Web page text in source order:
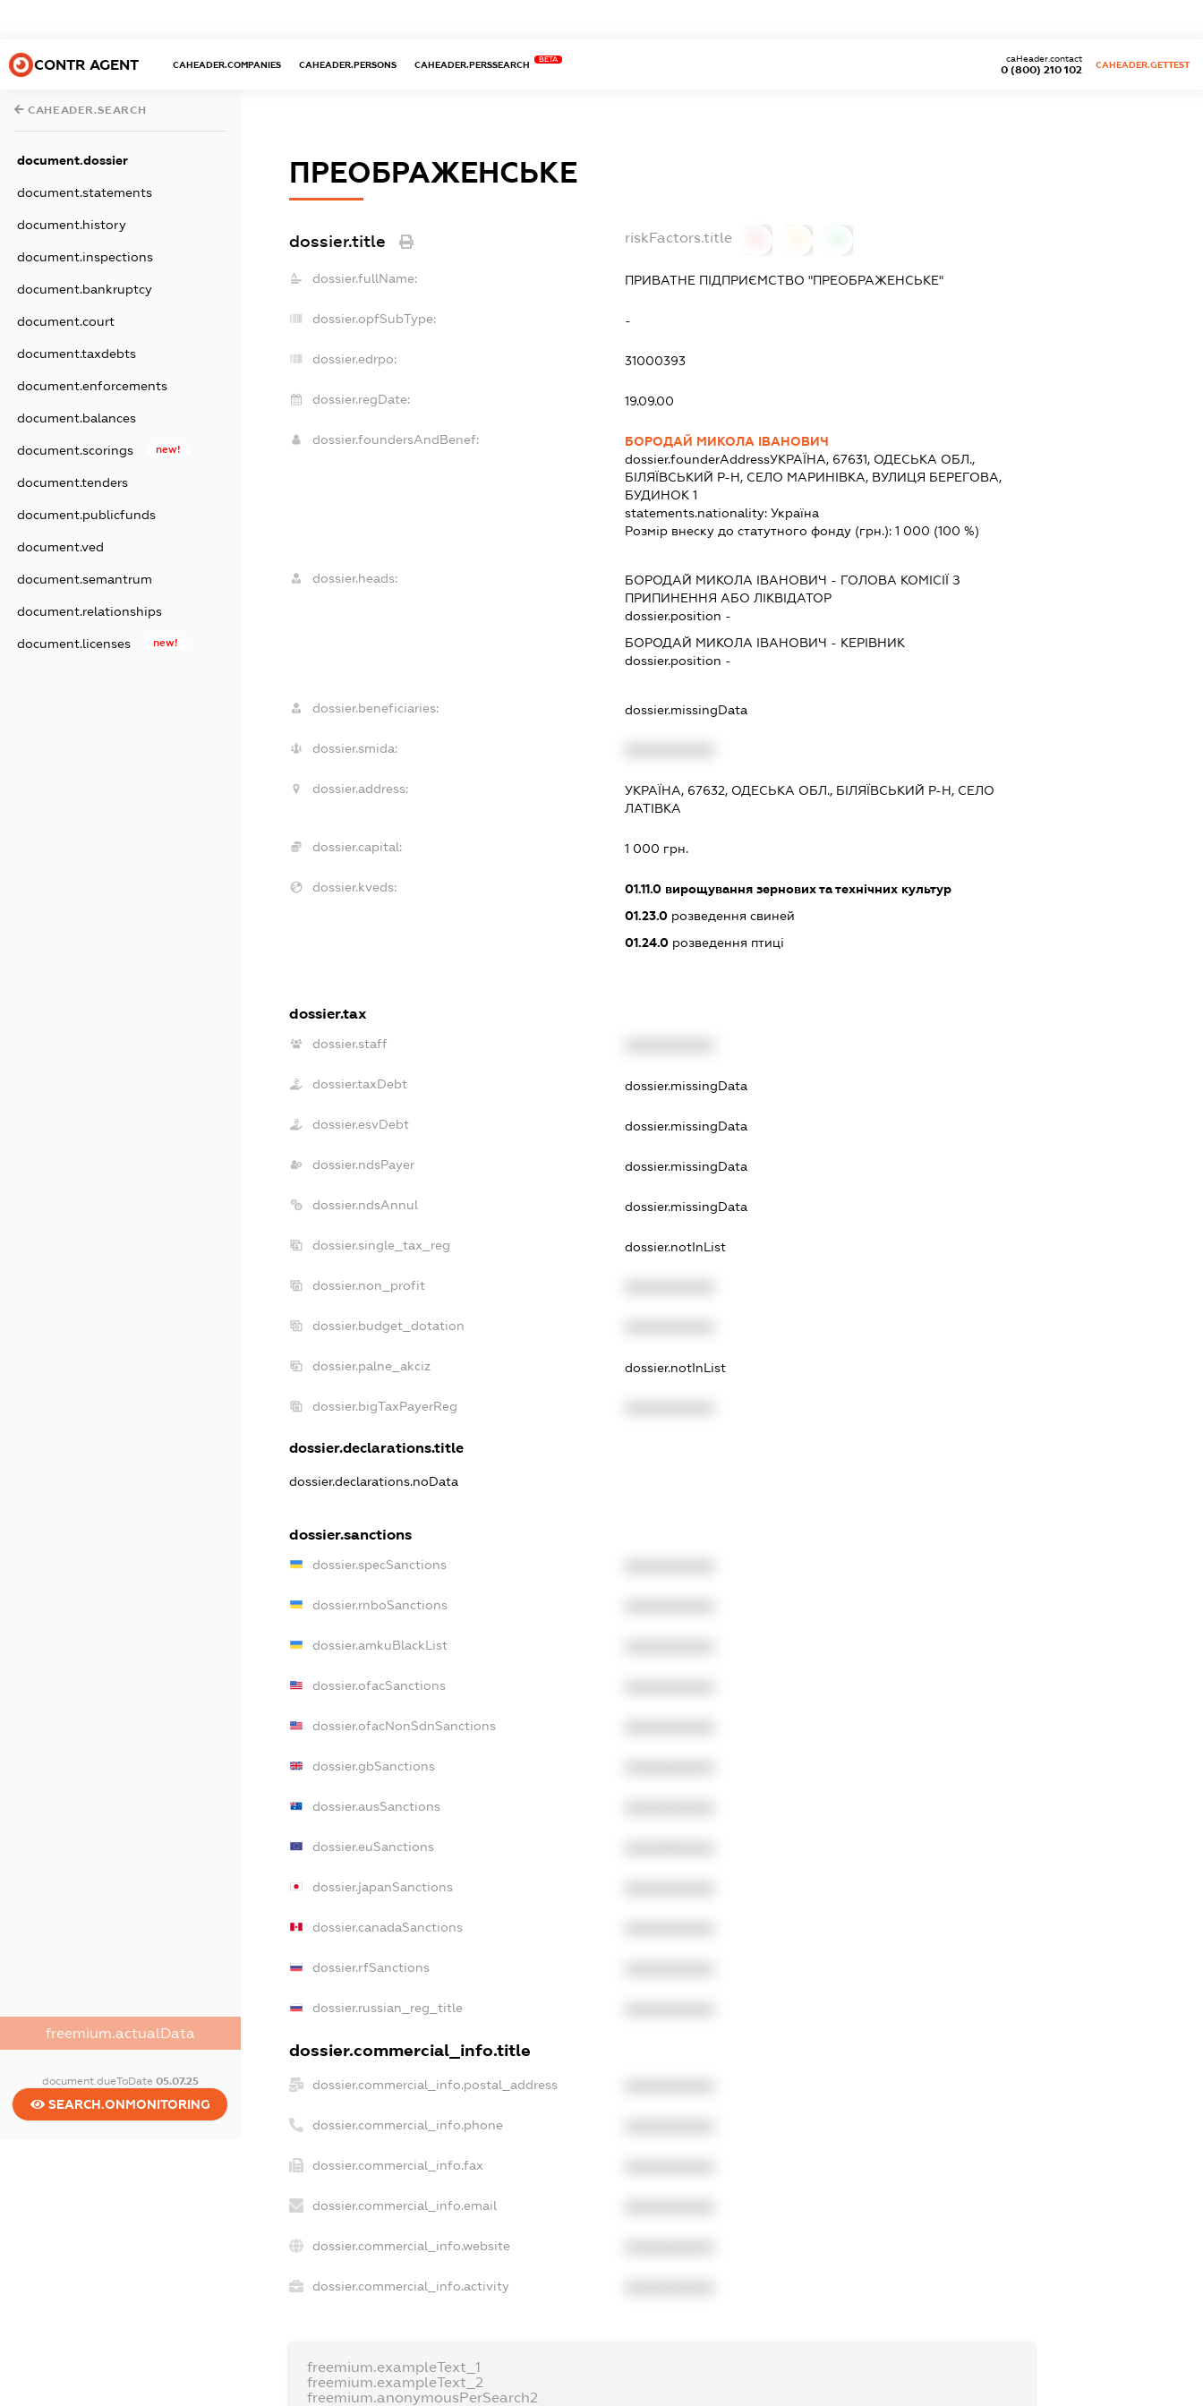
CONTR AGENT CAHEADER.COMPANIES CAHEADER.PERSONS CAHEADER.PERSSEARCH
BETA
0 (800) 210 102
caHeader.contact
CAHEADER.GETTEST
CAHEADER.SEARCH
document.dossier
document.statements
document.history
document.inspections
document.bankruptcy
document.court
document.taxdebts
document.enforcements
document.balances
document.scorings new!
document.tenders
document.publicfunds
document.ved
document.semantrum
document.relationships
document.licenses new!
freemium.actualData
document.dueToDate 05.07.25
SEARCH.ONMONITORING
ПРЕОБРАЖЕНСЬКЕ
dossier.title riskFactors.title
dossier.fullName: ПРИВАТНЕ ПІДПРИЄМСТВО "ПРЕОБРАЖЕНСЬКЕ"
dossier.opfSubType: -
dossier.edrpo: 31000393
dossier.regDate: 19.09.00
dossier.foundersAndBenef:
БОРОДАЙ МИКОЛА ІВАНОВИЧ
dossier.founderAddressУКРАЇНА, 67631, ОДЕСЬКА ОБЛ.,
БІЛЯЇВСЬКИЙ Р-Н, СЕЛО МАРИНІВКА, ВУЛИЦЯ БЕРЕГОВА,
БУДИНОК 1
statements.nationality: Україна
Розмір внеску до статутного фонду (грн.): 1 000 (100 %)
dossier.heads: БОРОДАЙ МИКОЛА ІВАНОВИЧ - ГОЛОВА КОМІСІЇ З
ПРИПИНЕННЯ АБО ЛІКВІДАТОР
dossier.position -
БОРОДАЙ МИКОЛА ІВАНОВИЧ - КЕРІВНИК
dossier.position -
dossier.beneficiaries: dossier.missingData
dossier.smida:
dossier.address:
УКРАЇНА, 67632, ОДЕСЬКА ОБЛ., БІЛЯЇВСЬКИЙ Р-Н, СЕЛО
ЛАТІВКА
dossier.capital: 1 000 грн.
dossier.kveds: 01.11.0вирощування зернових та технічних культур
01.23.0розведення свиней
01.24.0розведення птиці
dossier.tax
dossier.staff
dossier.taxDebt dossier.missingData
dossier.esvDebt dossier.missingData
dossier.ndsPayer dossier.missingData
dossier.ndsAnnul dossier.missingData
dossier.single_tax_reg dossier.notInList
dossier.non_profit
dossier.budget_dotation
dossier.palne_akciz dossier.notInList
dossier.bigTaxPayerReg
dossier.declarations.title
dossier.declarations.noData
dossier.sanctions
dossier.specSanctions
dossier.rnboSanctions
dossier.amkuBlackList
dossier.ofacSanctions
dossier.ofacNonSdnSanctions
dossier.gbSanctions
dossier.ausSanctions
dossier.euSanctions
dossier.japanSanctions
dossier.canadaSanctions
dossier.rfSanctions
dossier.russian_reg_title
dossier.commercial_info.title
dossier.commercial_info.postal_address
dossier.commercial_info.phone
dossier.commercial_info.fax
dossier.commercial_info.email
dossier.commercial_info.website
dossier.commercial_info.activity
freemium.exampleText_1
freemium.exampleText_2
freemium.anonymousPerSearch2